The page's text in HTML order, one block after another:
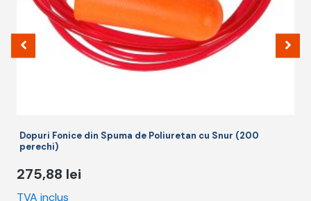
Dopuri Fonice din Spuma de Poliuretan cu Snur (200
perechi)
275,88 lei
TVA inclus